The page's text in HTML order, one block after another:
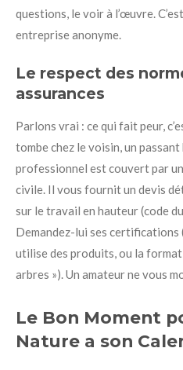
questions, le voir à l’œuvre.
entreprise anonyme.
Le respect des
assurances
Parlons vrai : ce qui fait peur,
tombe chez le voisin, un
professionnel est couvert par
civile. Il vous fournit un devis
sur le travail en hauteur (code
Demandez-lui ses certifications
utilise des produits, ou la
arbres »). Un amateur ne vous
Le Bon Moment
Nature a son